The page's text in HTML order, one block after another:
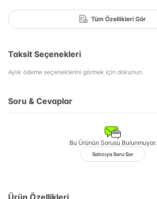
Tüm Özellikleri Gör
Taksit Seçenekleri
Aylık ödeme seçeneklerini görmek için dokunun.
Soru & Cevaplar
Bu Ürünün Sorusu Bulunmuyor.
Satıcıya Soru Sor
Ürün Özellikleri